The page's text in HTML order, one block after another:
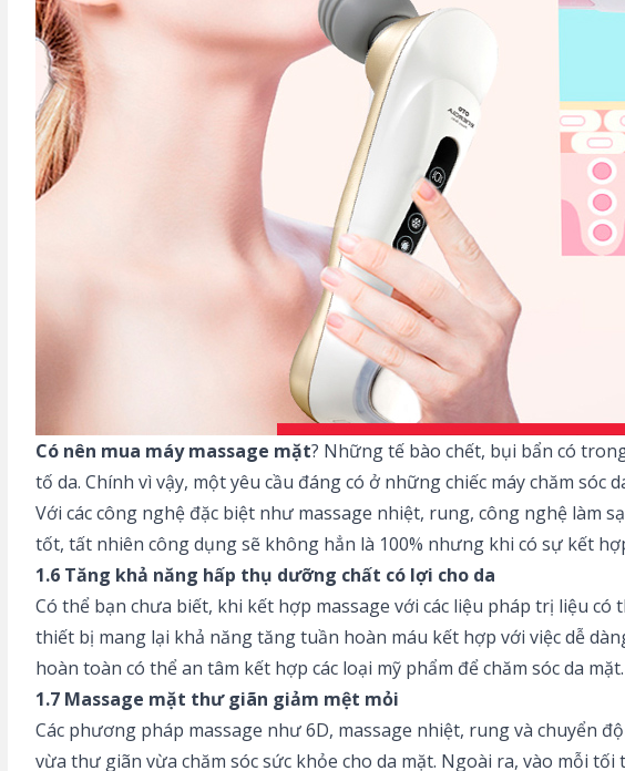
Có nên mua máy massage mặt? Những tế bào chết, bụi bẩn có
tố da. Chính vì vậy, một yêu cầu đáng có ở những chiếc máy chăm
Với các công nghệ đặc biệt như massage nhiệt, rung, công nghệ làm
tốt, tất nhiên công dụng sẽ không hẳn là 100% nhưng khi có sự kết
1.6 Tăng khả năng hấp thụ dưỡng chất có lợi cho da
Có thể bạn chưa biết, khi kết hợp massage với các liệu pháp trị liệu có
thiết bị mang lại khả năng tăng tuần hoàn máu kết hợp với việc dễ
hoàn toàn có thể an tâm kết hợp các loại mỹ phẩm để chăm sóc da mặt.
1.7 Massage mặt thư giãn giảm mệt mỏi
Các phương pháp massage như 6D, massage nhiệt, rung và chuyển
vừa thư giãn vừa chăm sóc sức khỏe cho da mặt. Ngoài ra, vào mỗi